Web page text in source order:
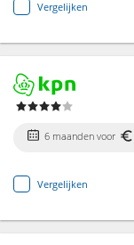
Vergelijken
6 maanden voor
Vergelijken